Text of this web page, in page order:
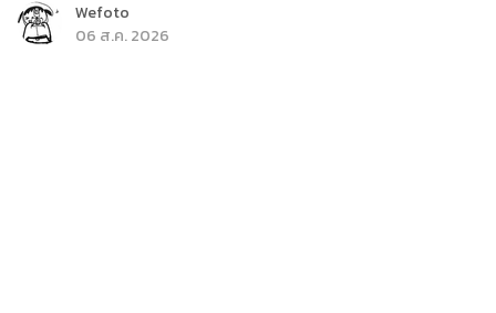
Wefoto
06 ส.ค. 2026